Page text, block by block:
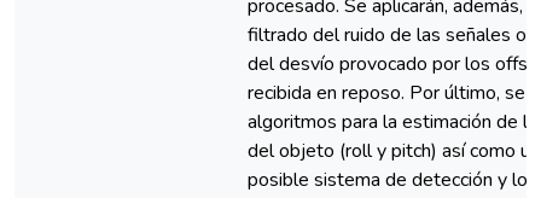
procesado. Se aplicarán, además,
filtrado del ruido de las señales
del desvío provocado por los
recibida en reposo. Por último, se
algoritmos para la estimación de
del objeto (roll y pitch) así como
posible sistema de detección y